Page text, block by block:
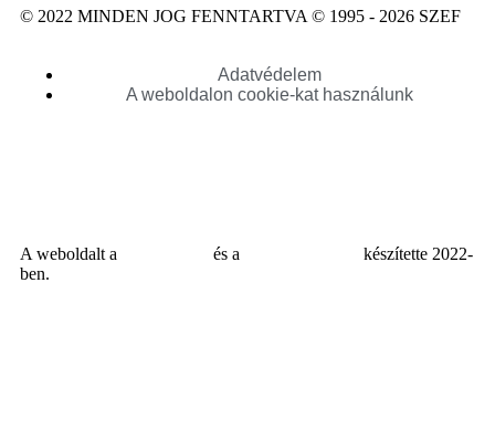
© 2022 MINDEN JOG FENNTARTVA © 1995 - 2026 SZEF
Adatvédelem
A weboldalon cookie-kat használunk
A weboldalt a és a
készítette 2022-
ben.